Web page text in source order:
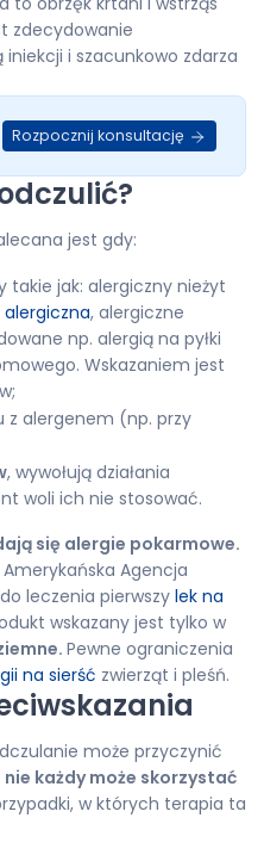
zdecydowanie
i szacunkowo zdarza
Rozpocznij konsultację
jest gdy:
takie jak: alergiczny nieżyt
, alergiczne
np. alergią na pyłki
Wskazaniem jest
z alergenem (np. przy
, wywołują działania
woli ich nie stosować.
się alergie pokarmowe.
Agencja
leczenia pierwszy lek na
wskazany jest tylko w
Pewne ograniczenia
na sierść zwierząt i pleśń.
może przyczynić
nie każdy może skorzystać
w których terapia ta